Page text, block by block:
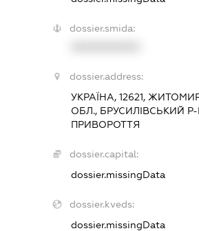
dossier.smida:
dossier.address:
УКРАЇНА, 12621,
ОБЛ., БРУСИЛІВСЬКИЙ
ПРИВОРОТТЯ
dossier.capital:
dossier.missingData
dossier.kveds:
dossier.missingData